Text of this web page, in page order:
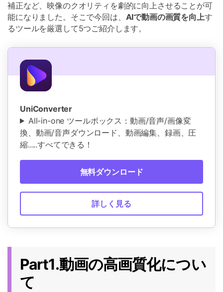
補正など、映像のクオリティを劇的に向上させることが可
能になりました。そこで今回は、 AIで動画の画質を向上す
るツールを厳選して5つご紹介します。
UniConverter
All-in-one ツールボックス：動画/音声/画像変
換、動画/音声ダウンロード、動画編集、録画、圧
縮.....すべてできる！
無料ダウンロード
詳しく見る
Part1.動画の高画質化につい
て